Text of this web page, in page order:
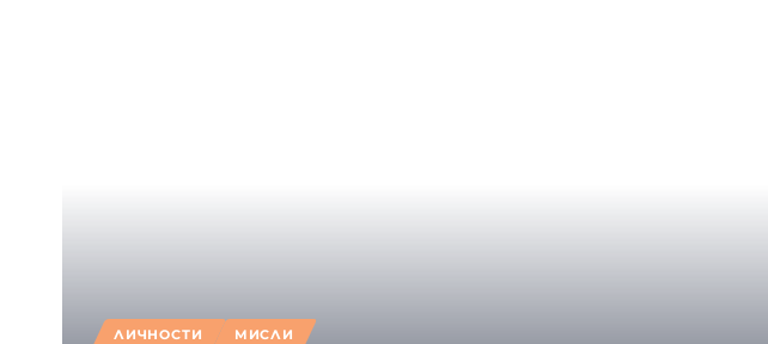
ЛИЧНОСТИ МИСЛИ